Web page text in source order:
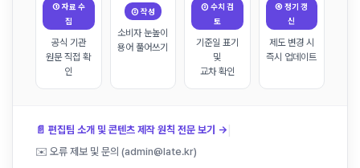
① 자료 수
집
공식 기관
원문 직접 확
인
② 작성
소비자 눈높이
용어 풀어쓰기
③ 수치 검
토
기준일 표기
및
교차 확인
④ 정기 갱
신
제도 변경 시
즉시 업데이트
📄 편집팀 소개 및 콘텐츠 제작 원칙 전문 보기 → |
✉️ 오류 제보 및 문의 (admin@late.kr)